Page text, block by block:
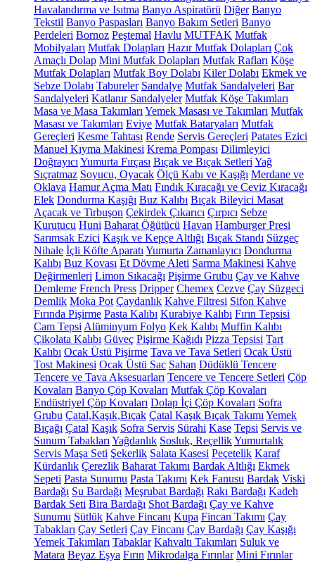
Havalandırma ve Isıtma Banyo Aspiratörü Diğer Banyo
Tekstil Banyo Paspasları Banyo Bakım Setleri Banyo
Perdeleri Bornoz Peştemal Havlu MUTFAK Mutfak
Mobilyaları Mutfak Dolapları Hazır Mutfak Dolapları Çok
Amaçlı Dolap Mini Mutfak Dolapları Mutfak Rafları Köşe
Mutfak Dolapları Mutfak Boy Dolabı Kiler Dolabı Ekmek ve
Sebze Dolabı Tabureler Sandalye Mutfak Sandalyeleri Bar
Sandalyeleri Katlanır Sandalyeler Mutfak Köşe Takımları
Masa ve Masa Takımları Yemek Masası ve Takımları Mutfak
Masası ve Takımları Eviye Mutfak Bataryaları Mutfak
Gereçleri Kesme Tahtası Rende Servis Gereçleri Patates Ezici
Manuel Kıyma Makinesi Krema Pompası Dilimleyici
Doğrayıcı Yumurta Fırçası Bıçak ve Bıçak Setleri Yağ
Sıçratmaz Soyucu, Oyacak Ölçü Kabı ve Kaşığı Merdane ve
Oklava Hamur Açma Matı Fındık Kıracağı ve Ceviz Kıracağı
Elek Dondurma Kaşığı Buz Kalıbı Bıçak Bileyici Masat
Açacak ve Tirbuşon Çekirdek Çıkarıcı Çırpıcı Sebze
Kurutucu Huni Baharat Öğütücü Havan Hamburger Presi
Sarımsak Ezici Kaşık ve Kepçe Altlığı Bıçak Standı Süzgeç
Nihale İçli Köfte Aparatı Yumurta Zamanlayıcı Dondurma
Kalıbı Buz Kovası Et Dövme Aleti Sarma Makinesi Kahve
Değirmenleri Limon Sıkacağı Pişirme Grubu Çay ve Kahve
Demleme French Press Dripper Chemex Cezve Çay Süzgeci
Demlik Moka Pot Çaydanlık Kahve Filtresi Sifon Kahve
Fırında Pişirme Pasta Kalıbı Kurabiye Kalıbı Fırın Tepsisi
Cam Tepsi Alüminyum Folyo Kek Kalıbı Muffin Kalıbı
Çikolata Kalıbı Güveç Pişirme Kağıdı Pizza Tepsisi Tart
Kalıbı Ocak Üstü Pişirme Tava ve Tava Setleri Ocak Üstü
Tost Makinesi Ocak Üstü Sac Sahan Düdüklü Tencere
Tencere ve Tava Aksesuarları Tencere ve Tencere Setleri Çöp
Kovaları Banyo Çöp Kovaları Mutfak Çöp Kovaları
Endüstriyel Çöp Kovaları Dolap İçi Çöp Kovaları Sofra
Grubu Çatal,Kaşık,Bıçak Çatal Kaşık Bıçak Takımı Yemek
Bıçağı Çatal Kaşık Sofra Servis Sürahi Kase Tepsi Servis ve
Sunum Tabakları Yağdanlık Sosluk, ReçellikYumurtalık
Servis Maşa Seti Şekerlik Salata Kasesi Peçetelik Karaf
Kürdanlık Çerezlik Baharat Takımı Bardak Altlığı Ekmek
Sepeti Pasta Sunumu Pasta Takımı Kek Fanusu Bardak Viski
Bardağı Su Bardağı Meşrubat Bardağı Rakı Bardağı Kadeh
Bardak Seti Bira Bardağı Shot Bardağı Çay ve Kahve
Sunumu Sütlük Kahve Fincanı Kupa Fincan Takımı Çay
Tabakları Çay Setleri Çay Fincanı Çay Bardağı Çay Kaşığı
Yemek Takımları Tabaklar Kahvaltı Takımları Suluk ve
Matara Beyaz Eşya Fırın Mikrodalga Fırınlar Mini Fırınlar